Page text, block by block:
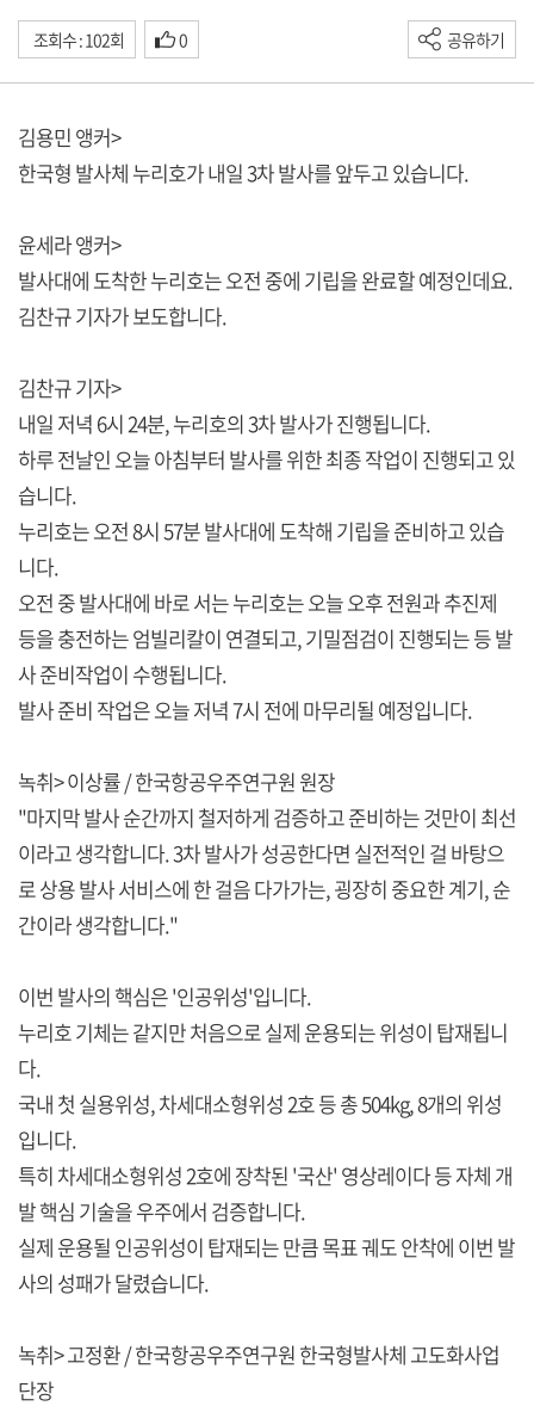
조회수 : 102회 0 공유하기
김용민 앵커>
한국형 발사체 누리호가 내일 3차 발사를 앞두고 있습니다.
윤세라 앵커>
발사대에 도착한 누리호는 오전 중에 기립을 완료할 예정인데요.
김찬규 기자가 보도합니다.
김찬규 기자>
내일 저녁 6시 24분, 누리호의 3차 발사가 진행됩니다.
하루 전날인 오늘 아침부터 발사를 위한 최종 작업이 진행되고 있
습니다.
누리호는 오전 8시 57분 발사대에 도착해 기립을 준비하고 있습
니다.
오전 중 발사대에 바로 서는 누리호는 오늘 오후 전원과 추진제
등을 충전하는 엄빌리칼이 연결되고, 기밀점검이 진행되는 등 발
사 준비작업이 수행됩니다.
발사 준비 작업은 오늘 저녁 7시 전에 마무리될 예정입니다.
녹취> 이상률 / 한국항공우주연구원 원장
"마지막 발사 순간까지 철저하게 검증하고 준비하는 것만이 최선
이라고 생각합니다. 3차 발사가 성공한다면 실전적인 걸 바탕으
로 상용 발사 서비스에 한 걸음 다가가는, 굉장히 중요한 계기, 순
간이라 생각합니다."
이번 발사의 핵심은 '인공위성'입니다.
누리호 기체는 같지만 처음으로 실제 운용되는 위성이 탑재됩니
다.
국내 첫 실용위성, 차세대소형위성 2호 등 총 504kg, 8개의 위성
입니다.
특히 차세대소형위성 2호에 장착된 '국산' 영상레이다 등 자체 개
발 핵심 기술을 우주에서 검증합니다.
실제 운용될 인공위성이 탑재되는 만큼 목표 궤도 안착에 이번 발
사의 성패가 달렸습니다.
녹취> 고정환 / 한국항공우주연구원 한국형발사체 고도화사업
단장